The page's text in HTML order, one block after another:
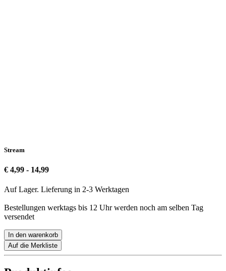
Stream
€ 4,99 - 14,99
Auf Lager. Lieferung in 2-3 Werktagen
Bestellungen werktags bis 12 Uhr werden noch am selben Tag
versendet
In den warenkorb
Auf die Merkliste